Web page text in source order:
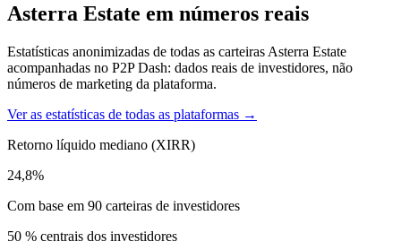
Asterra Estate em números reais
Estatísticas anonimizadas de todas as carteiras Asterra Estate
acompanhadas no P2P Dash: dados reais de investidores, não
números de marketing da plataforma.
Ver as estatísticas de todas as plataformas →
Retorno líquido mediano (XIRR)
24,8%
Com base em 90 carteiras de investidores
50 % centrais dos investidores